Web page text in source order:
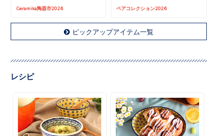
Ceramika陶器市2026 ペアコレクション2026
ピックアップアイテム一覧
レシピ